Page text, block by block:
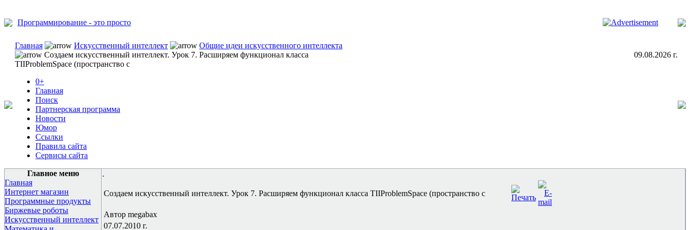
Программирование - это просто
Главная Искусственный интеллект
Общие идеи искусственного интеллекта
Создаем искусственный интеллект. Урок 7. Расширяем функционал класса
TIIProblemSpace (пространство с
09.08.2026 г.
0+
Главная
Поиск
Партнерская программа
Новости
Юмор
Ссылки
Правила сайта
Сервисы сайта
Главное меню
Главная
Интернет магазин
Программные продукты
Биржевые роботы
Искусственный интеллект
.
Создаем искусственный интеллект. Урок 7. Расширяем функционал класса TIIProblemSpace (пространство с
Автор megabax
07.07.2010 г.